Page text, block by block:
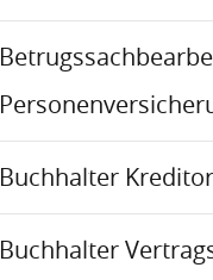
Buchhalter
Buchhalter